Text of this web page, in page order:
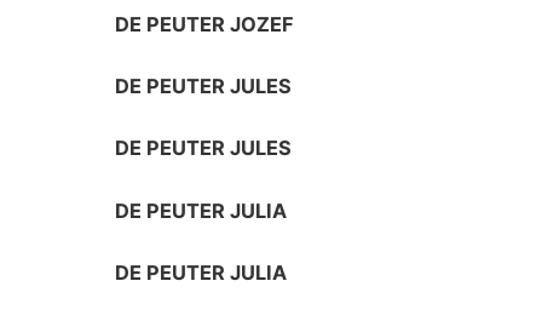
DE PEUTER JOZEF
DE PEUTER JULES
DE PEUTER JULES
DE PEUTER JULIA
DE PEUTER JULIA